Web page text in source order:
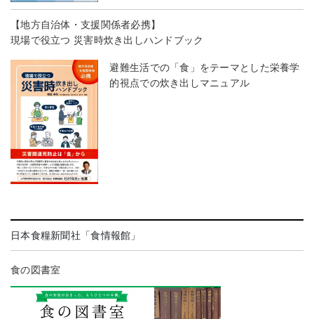
【地方自治体・支援関係者必携】
現場で役立つ 災害時炊き出しハンドブック
避難生活での「食」をテーマとした栄養学
的視点での炊き出しマニュアル
日本食糧新聞社「食情報館」
食の図書室